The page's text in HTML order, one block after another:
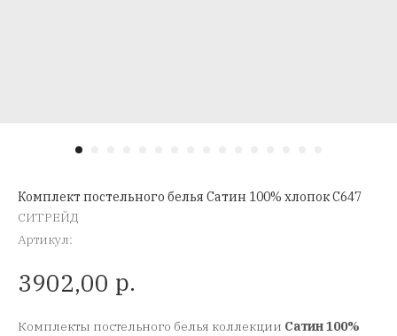
Комплект постельного белья Сатин 100% хлопок C647
СИТРЕЙД
Артикул:
3902,00 р.
Комплекты постельного белья коллекции Сатин 100%